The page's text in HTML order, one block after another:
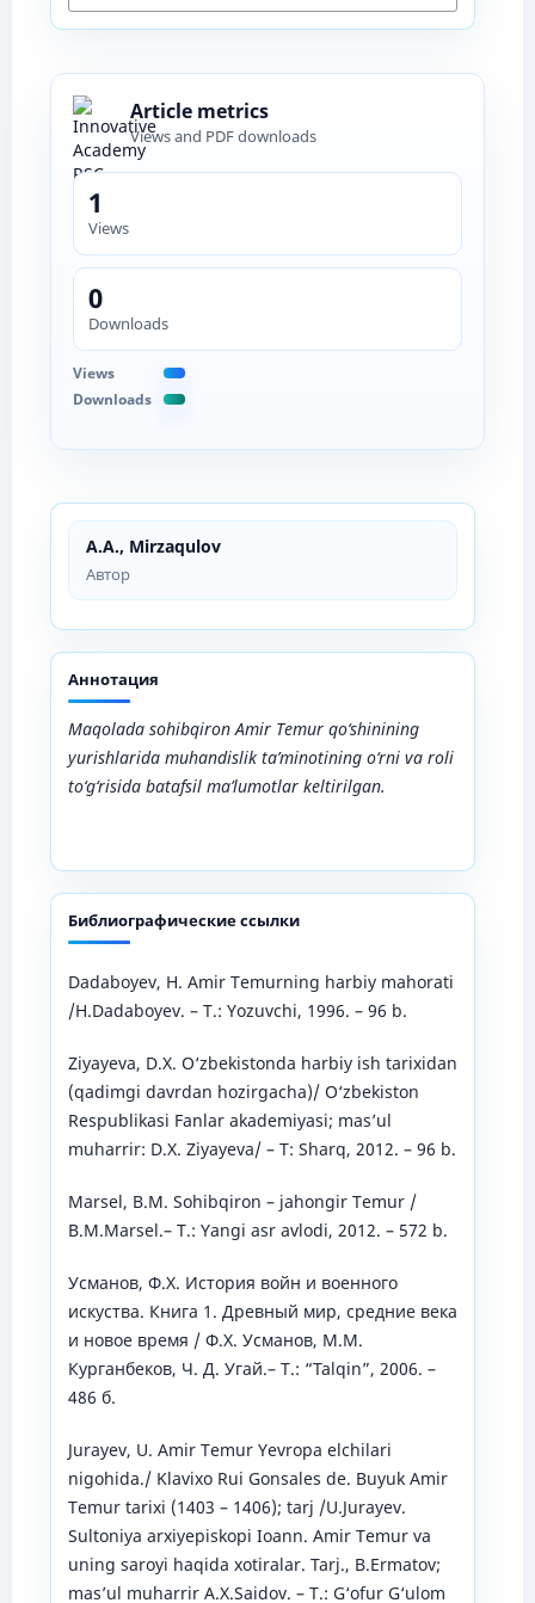
A.A., Mirzaqulov
Автор
Аннотация
Maqolada sohibqiron Amir Temur qo‘shinining
yurishlarida muhandislik ta’minotining o‘rni va roli
to‘g‘risida batafsil ma’lumotlar keltirilgan.
Библиографические ссылки
Dadaboyev, H. Amir Temurning harbiy mahorati
/H.Dadaboyev. – T.: Yozuvchi, 1996. – 96 b.
Ziyayeva, D.X. O‘zbekistonda harbiy ish tarixidan
(qadimgi davrdan hozirgacha)/ O‘zbekiston
Respublikasi Fanlar akademiyasi; mas’ul
muharrir: D.X. Ziyayeva/ – T: Sharq, 2012. – 96 b.
Marsel, B.M. Sohibqiron – jahongir Temur /
B.M.Marsel.– T.: Yangi asr avlodi, 2012. – 572 b.
Усманов, Ф.Х. История войн и военного
искуства. Книга 1. Древный мир, средние века
и новое время / Ф.Х. Усманов, М.М.
Курганбеков, Ч. Д. Угай.– Т.: “Talqin”, 2006. –
486 б.
Jurayev, U. Amir Temur Yevropa elchilari
nigohida./ Klavixo Rui Gonsales de. Buyuk Amir
Temur tarixi (1403 – 1406); tarj /U.Jurayev.
Sultoniya arxiyepiskopi Ioann. Amir Temur va
uning saroyi haqida xotiralar. Tarj., B.Ermatov;
mas’ul muharrir A.X.Saidov. – T.: G‘ofur G‘ulom
Article metrics
Views and PDF downloads
1
Views
0
Downloads
Views
Downloads